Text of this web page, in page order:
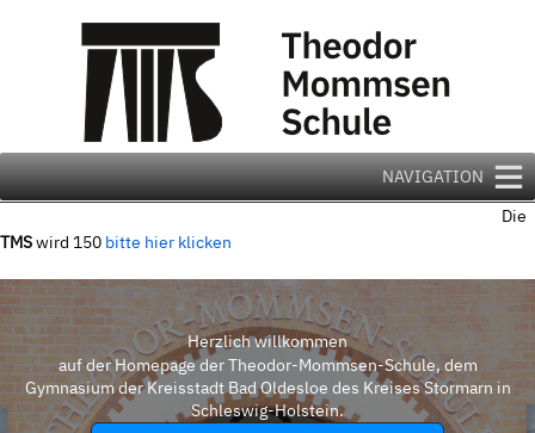
NAVIGATION
Die
TMSwird 150 bitte hier klicken
Herzlich willkommen
auf der Homepage der Theodor-Mommsen-Schule, dem
Gymnasium der Kreisstadt Bad Oldesloe des Kreises Stormarn in
Schleswig-Holstein.